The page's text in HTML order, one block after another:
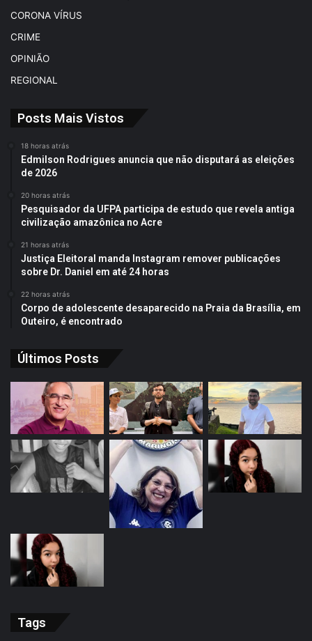
CORONA VÍRUS
CRIME
OPINIÃO
REGIONAL
Posts Mais Vistos
18 horas atrás
Edmilson Rodrigues anuncia que não disputará as eleições
de 2026
20 horas atrás
Pesquisador da UFPA participa de estudo que revela antiga
civilização amazônica no Acre
21 horas atrás
Justiça Eleitoral manda Instagram remover publicações
sobre Dr. Daniel em até 24 horas
22 horas atrás
Corpo de adolescente desaparecido na Praia da Brasília, em
Outeiro, é encontrado
Últimos Posts
Tags